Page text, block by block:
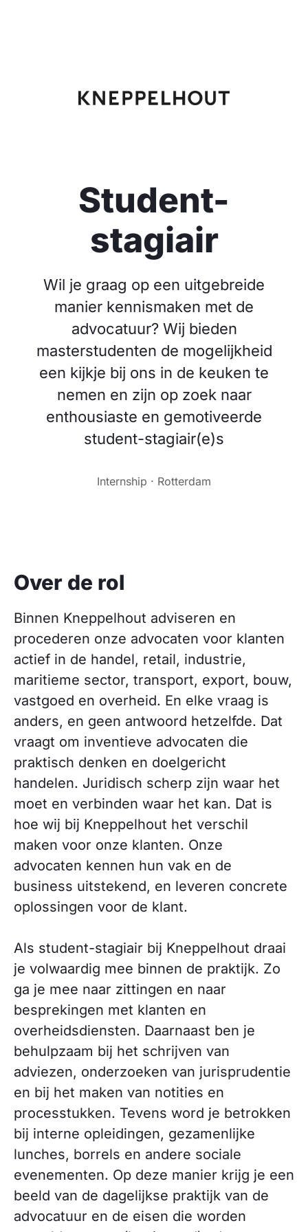
Student-
stagiair
Wil je graag op een uitgebreide
manier kennismaken met de
advocatuur? Wij bieden
masterstudenten de mogelijkheid
een kijkje bij ons in de keuken te
nemen en zijn op zoek naar
enthousiaste en gemotiveerde
student-stagiair(e)s
Internship · Rotterdam
Over de rol
Binnen Kneppelhout adviseren en
procederen onze advocaten voor klanten
actief in de handel, retail, industrie,
maritieme sector, transport, export, bouw,
vastgoed en overheid. En elke vraag is
anders, en geen antwoord hetzelfde. Dat
vraagt om inventieve advocaten die
praktisch denken en doelgericht
handelen. Juridisch scherp zijn waar het
moet en verbinden waar het kan. Dat is
hoe wij bij Kneppelhout het verschil
maken voor onze klanten. Onze
advocaten kennen hun vak en de
business uitstekend, en leveren concrete
oplossingen voor de klant.
Als student-stagiair bij Kneppelhout draai
je volwaardig mee binnen de praktijk. Zo
ga je mee naar zittingen en naar
besprekingen met klanten en
overheidsdiensten. Daarnaast ben je
behulpzaam bij het schrijven van
adviezen, onderzoeken van jurisprudentie
en bij het maken van notities en
processtukken. Tevens word je betrokken
bij interne opleidingen, gezamenlijke
lunches, borrels en andere sociale
evenementen. Op deze manier krijg je een
beeld van de dagelijkse praktijk van de
advocatuur en de eisen die worden